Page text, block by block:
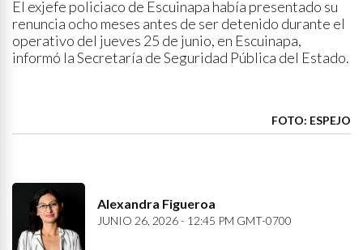
El exjefe policiaco de Escuinapa había presentado su
renuncia ocho meses antes de ser detenido durante el
operativo del jueves 25 de junio, en Escuinapa,
informó la Secretaría de Seguridad Pública del Estado.
FOTO: ESPEJO
Alexandra Figueroa
JUNIO 26, 2026 - 12:45 PM GMT-0700